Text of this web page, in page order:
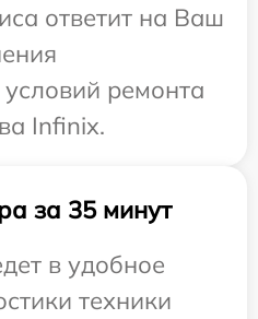
ответит на Ваш
ремонта
Infinix.
за 35 минут
в удобное
техники